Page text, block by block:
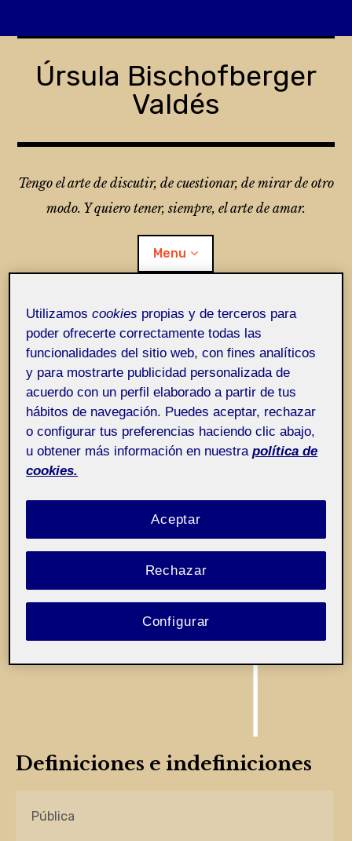
contentÚrsula Bischofberger
Valdés
Tengo el arte de discutir, de cuestionar, de mirar de otro
modo. Y quiero tener, siempre, el arte de amar.
Menu
¿Qué es Folio?
Entrada de incidencias o sugerencias
Etiqueta:Indefiniciones
Definiciones e indefiniciones
Pública
Utilizamoscookies propias y de terceros para
poder ofrecerte correctamente todas las
funcionalidades del sitio web, con fines analíticos
y para mostrarte publicidad personalizada de
acuerdo con un perfil elaborado a partir de tus
hábitos de navegación. Puedes aceptar, rechazar
o configurar tus preferencias haciendo clic abajo,
u obtener más información en nuestra política de
cookies.
Rechazar
Aceptar
Configurar